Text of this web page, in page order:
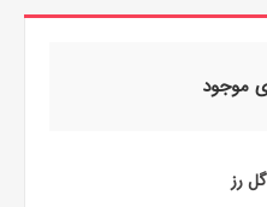
موجود
رز